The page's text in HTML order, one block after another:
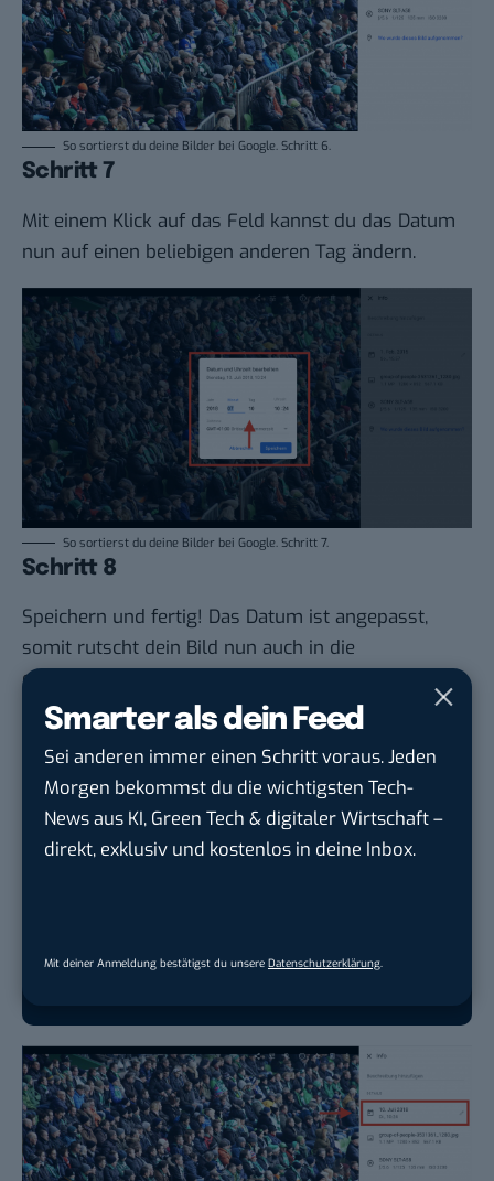
Smarter als dein Feed
Sei anderen immer einen Schritt voraus. Jeden
Morgen bekommst du die wichtigsten Tech-
News aus KI, Green Tech & digitaler Wirtschaft –
direkt, exklusiv und kostenlos in deine Inbox.
Mit deiner Anmeldung bestätigst du unsere Datenschutzerklärung.
So sortierst du deine Bilder bei Google. Schritt 6.
Schritt 7
Mit einem Klick auf das Feld kannst du das Datum
nun auf einen beliebigen anderen Tag ändern.
So sortierst du deine Bilder bei Google. Schritt 7.
Schritt 8
Speichern und fertig! Das Datum ist angepasst,
somit rutscht dein Bild nun auch in die
entsprechende Stelle deines Fotoalbums.
Google lässt dich jetzt selbst bestimmen,
welche Quellen du in der Suche häufiger
siehst. Mit zwei schnellen Klicks kannst du